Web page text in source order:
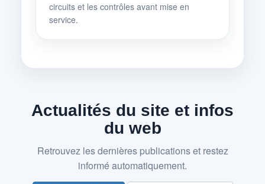
circuits et les contrôles avant mise en
service.
Actualités du site et infos
du web
Retrouvez les dernières publications et restez
informé automatiquement.